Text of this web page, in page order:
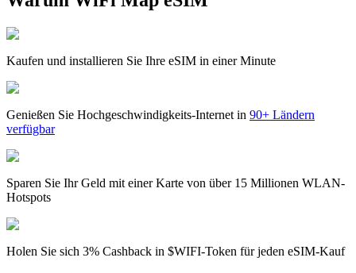
Kaufen und installieren Sie Ihre eSIM in einer Minute
Genießen Sie Hochgeschwindigkeits-Internet in 90+ Ländern
verfügbar
Sparen Sie Ihr Geld mit einer Karte von über 15 Millionen WLAN-
Hotspots
Holen Sie sich 3% Cashback in $WIFI-Token für jeden eSIM-Kauf